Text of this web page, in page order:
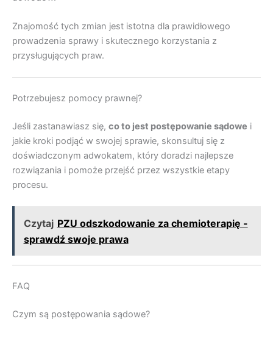
Znajomość tych zmian jest istotna dla prawidłowego
prowadzenia sprawy i skutecznego korzystania z
przysługujących praw.
Potrzebujesz pomocy prawnej?
Jeśli zastanawiasz się, co to jest postępowanie sądowe i
jakie kroki podjąć w swojej sprawie, skonsultuj się z
doświadczonym adwokatem, który doradzi najlepsze
rozwiązania i pomoże przejść przez wszystkie etapy
procesu.
Czytaj PZU odszkodowanie za chemioterapię -
sprawdź swoje prawa
FAQ
Czym są postępowania sądowe?